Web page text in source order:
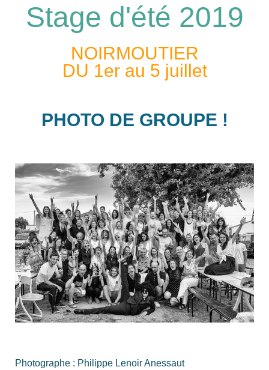
Stage d'été 2019
NOIRMOUTIER
DU 1er au 5 juillet
PHOTO DE GROUPE !
Photographe : Philippe Lenoir Anessaut